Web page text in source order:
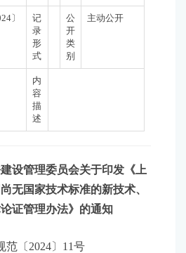
〕
记
录
形
式
公
开
类
别
主动公开
内
容
描
述
建设管理委员会关于印发《上
无国家技术标准的新技术、
证管理办法》的通知
范〔2024〕11号